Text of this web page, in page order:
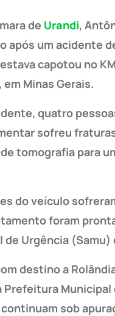
de Urandi,
após um acidente
capotou no
Minas Gerais.
quatro
sofreu
tomografia para
do veículo
foram
Urgência
destino a
sob